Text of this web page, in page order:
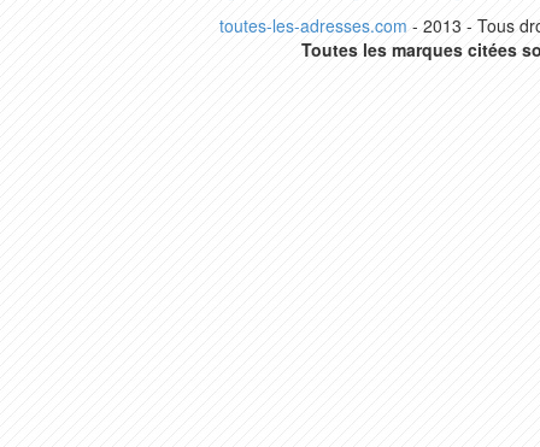
toutes-les-adresses.com - 2013 - Tous
Toutes les marques citées